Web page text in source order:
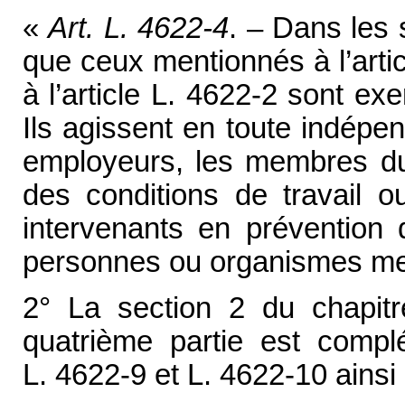
«Art. L. 4622-4. – Dans les
que ceux mentionnés à
à l’article L. 4622-2 sont
Ils agissent en toute
employeurs, les membres
des conditions de travail
intervenants en
personnes ou organismes
2° La section 2 du
quatrième partie est
L. 4622-9 et L. 4622-10